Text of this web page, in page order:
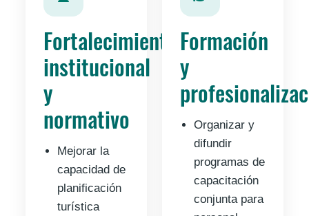
Fortalecimiento
institucional
y
normativo
Mejorar la
capacidad de
planificación
turística
Formación
y
Organizar y
difundir
programas de
capacitación
conjunta para